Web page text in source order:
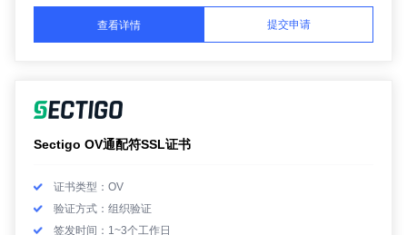
查看详情 提交申请
Sectigo OV通配符SSL证书
证书类型：OV
验证方式：组织验证
签发时间：1~3个工作日